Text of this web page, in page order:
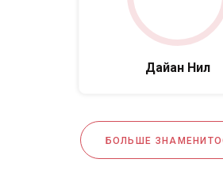
Дайан Нил
БОЛЬШЕ